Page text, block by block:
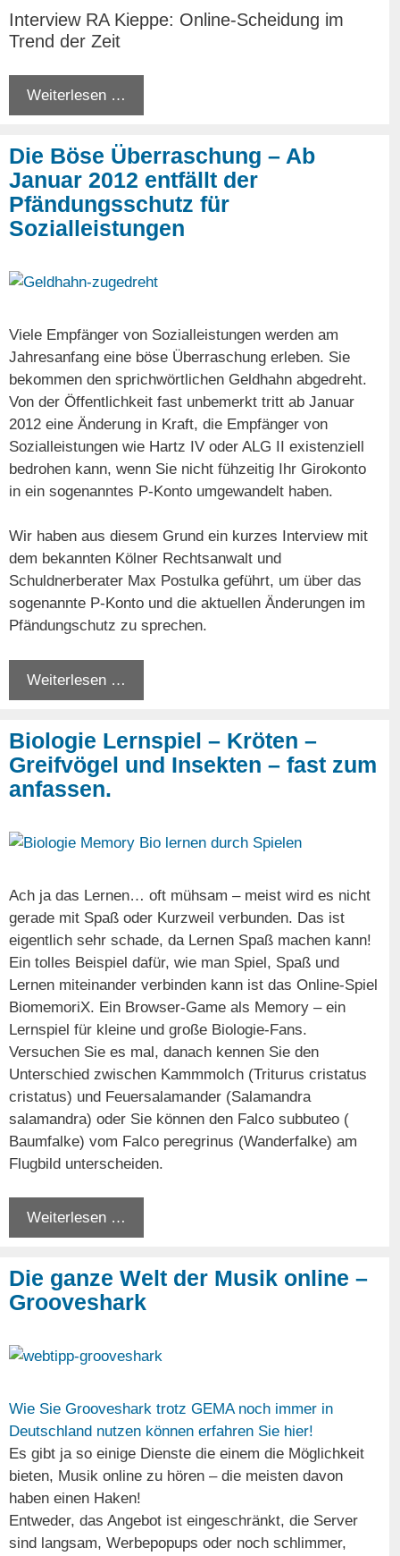
Interview RA Kieppe: Online-Scheidung im
Trend der Zeit
Weiterlesen …
Die Böse Überraschung – Ab
Januar 2012 entfällt der
Pfändungsschutz für
Sozialleistungen
Viele Empfänger von Sozialleistungen werden am
Jahresanfang eine böse Überraschung erleben. Sie
bekommen den sprichwörtlichen Geldhahn abgedreht.
Von der Öffentlichkeit fast unbemerkt tritt ab Januar
2012 eine Änderung in Kraft, die Empfänger von
Sozialleistungen wie Hartz IV oder ALG II existenziell
bedrohen kann, wenn Sie nicht fühzeitig Ihr Girokonto
in ein sogenanntes P-Konto umgewandelt haben.
Wir haben aus diesem Grund ein kurzes Interview mit
dem bekannten Kölner Rechtsanwalt und
Schuldnerberater Max Postulka geführt, um über das
sogenannte P-Konto und die aktuellen Änderungen im
Pfändungschutz zu sprechen.
Weiterlesen …
Biologie Lernspiel – Kröten –
Greifvögel und Insekten – fast zum
anfassen.
Ach ja das Lernen… oft mühsam – meist wird es nicht
gerade mit Spaß oder Kurzweil verbunden. Das ist
eigentlich sehr schade, da Lernen Spaß machen kann!
Ein tolles Beispiel dafür, wie man Spiel, Spaß und
Lernen miteinander verbinden kann ist das Online-Spiel
BiomemoriX. Ein Browser-Game als Memory – ein
Lernspiel für kleine und große Biologie-Fans.
Versuchen Sie es mal, danach kennen Sie den
Unterschied zwischen Kammmolch (Triturus cristatus
cristatus) und Feuersalamander (Salamandra
salamandra) oder Sie können den Falco subbuteo (
Baumfalke) vom Falco peregrinus (Wanderfalke) am
Flugbild unterscheiden.
Weiterlesen …
Die ganze Welt der Musik online –
Grooveshark
Wie Sie Grooveshark trotz GEMA noch immer in
Deutschland nutzen können erfahren Sie hier!
Es gibt ja so einige Dienste die einem die Möglichkeit
bieten, Musik online zu hören – die meisten davon
haben einen Haken!
Entweder, das Angebot ist eingeschränkt, die Server
sind langsam, Werbepopups oder noch schlimmer,